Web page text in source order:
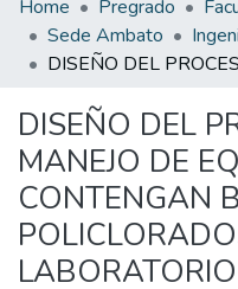
All of DSpace
Statistics
Estadísticas Externas
Home Pregrado
Sede Ambato
DISEÑO DEL
MANEJO DE
CONTENGAN